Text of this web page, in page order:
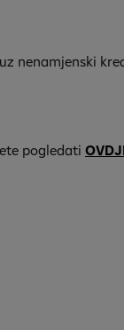
nenamjenski
pogledati